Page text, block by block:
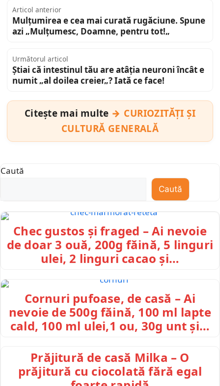
Articol anterior
Mulțumirea e cea mai curată rugăciune. Spune
azi „Mulțumesc, Doamne, pentru tot!„
Următorul articol
Știai că intestinul tău are atâția neuroni încât e
numit „al doilea creier„? Iată ce face!
Citește mai multe
CURIOZITĂȚI ȘI
CULTURĂ GENERALĂ
Caută
Caută
Chec gustos și fraged – Ai nevoie
de doar 3 ouă, 200g făină, 5 linguri
ulei, 2 linguri cacao și…
Cornuri pufoase, de casă – Ai
nevoie de 500g făină, 100 ml lapte
cald, 100 ml ulei,1 ou, 30g unt și…
Prăjitură de casă Milka – O
prăjitură cu ciocolată fără egal